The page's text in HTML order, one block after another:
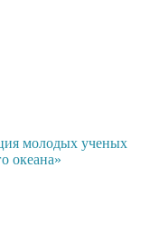
молодых ученых
океана»